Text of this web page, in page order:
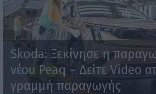
Skoda: Ξεκίνησε η
νέου Peaq – Δείτε Video
γραμμή παραγωγής